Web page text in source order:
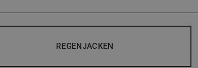
REGENJACKEN